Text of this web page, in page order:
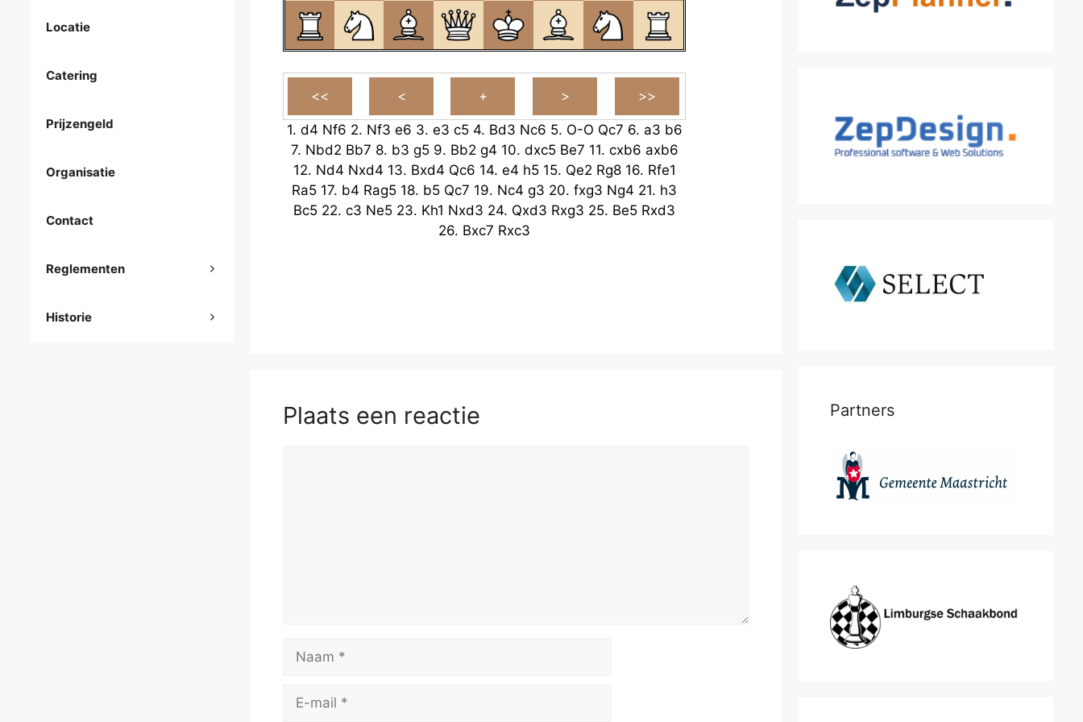
1. d4 Nf6 2. Nf3 e6 3. e3 c5 4. Bd3 Nc6 5. O-O Qc7 6. a3 b6
7. Nbd2 Bb7 8. b3 g5 9. Bb2 g4 10. dxc5 Be7 11. cxb6 axb6
12. Nd4 Nxd4 13. Bxd4 Qc6 14. e4 h5 15. Qe2 Rg8 16. Rfe1
Ra5 17. b4 Rag5 18. b5 Qc7 19. Nc4 g3 20. fxg3 Ng4 21. h3
Bc5 22. c3 Ne5 23. Kh1 Nxd3 24. Qxd3 Rxg3 25. Be5 Rxd3
26. Bxc7 Rxc3
Plaats een reactie
mail
Locatie
Catering
Prijzengeld
Organisatie
Contact
Reglementen
Historie
Partners